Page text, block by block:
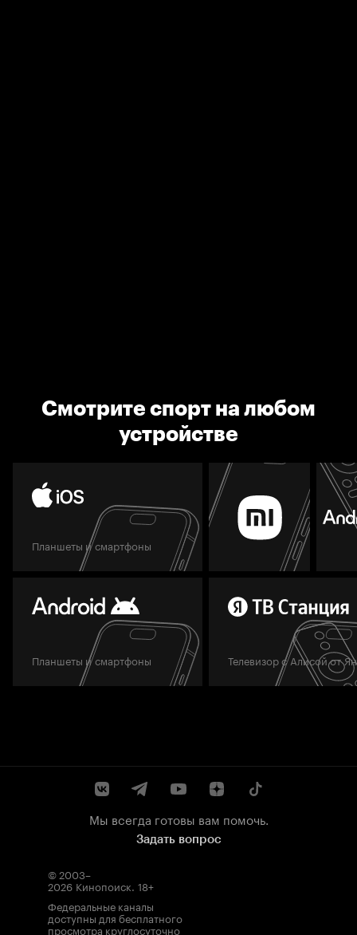
Смотрите спорт на любом
устройстве
Планшеты и смартфоны
Планшеты и смартфоны Телевизор с Алисой от
Мы всегда готовы вам помочь.
Задать вопрос
© 2003–
2026 Кинопоиск. 18+
Федеральные каналы
доступны для бесплатного
просмотра круглосуточно